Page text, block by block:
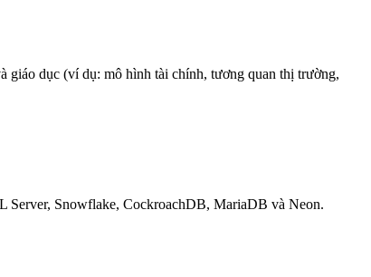
giáo dục (ví dụ: mô hình tài chính, tương quan thị trường,
Server, Snowflake, CockroachDB, MariaDB và Neon.